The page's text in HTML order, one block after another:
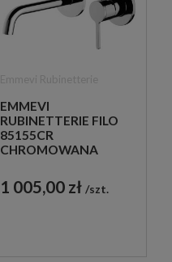
EMMEVI
RUBINETTERIE FILO
85155CR
CHROMOWANA
BATERIA
UMYWALKOWA
1 005,00 zł szt.